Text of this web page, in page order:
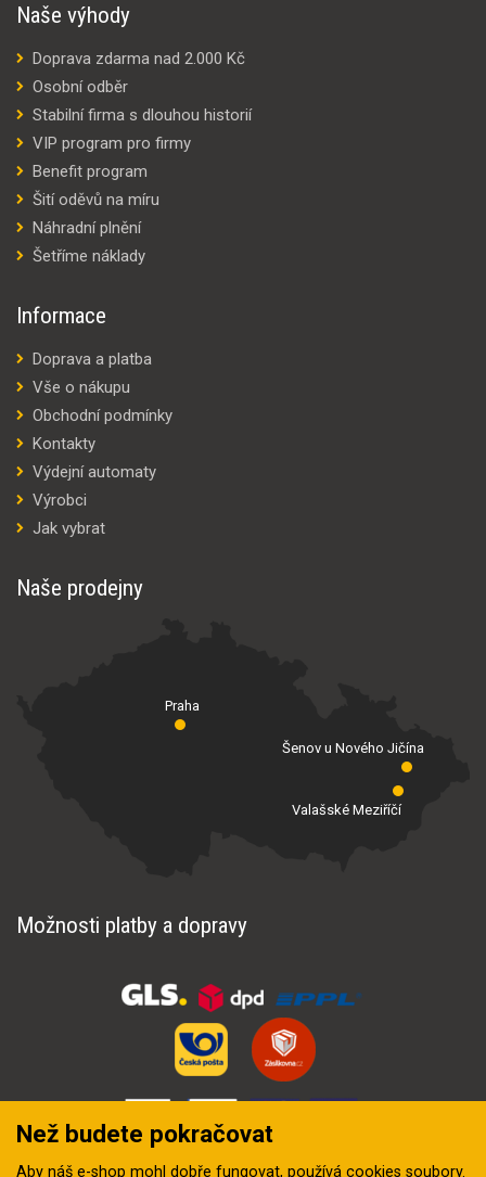
Naše výhody
Doprava zdarma nad 2.000 Kč
Osobní odběr
Stabilní firma s dlouhou historií
VIP program pro firmy
Benefit program
Šití oděvů na míru
Náhradní plnění
Šetříme náklady
Informace
Doprava a platba
Vše o nákupu
Obchodní podmínky
Kontakty
Výdejní automaty
Výrobci
Jak vybrat
Naše prodejny
Praha
Valašské Meziříčí
Šenov u Nového Jičína
Možnosti platby a dopravy
Než budete pokračovat
Aby náš e-shop mohl dobře fungovat, používá cookies soubory.